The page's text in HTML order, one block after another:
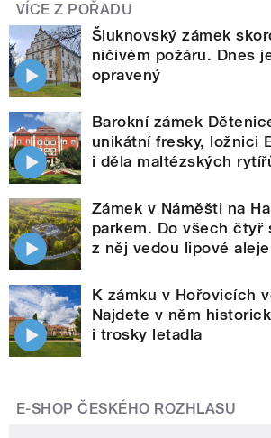
VÍCE Z POŘADU
Šluknovský zámek
ničivém požáru. Dnes
opravený
Barokní zámek
unikátní fresky, ložnici
i děla maltézských
Zámek v Náměšti na
parkem. Do všech čtyř
z něj vedou lipové aleje
K zámku v Hořovicích
Najdete v něm
i trosky letadla
E-SHOP ČESKÉHO ROZHLASU